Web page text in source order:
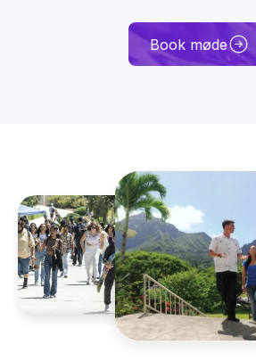
Book møde